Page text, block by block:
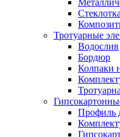
Тротуарные
Водослив
Бордюр
Колпаки
Профиль